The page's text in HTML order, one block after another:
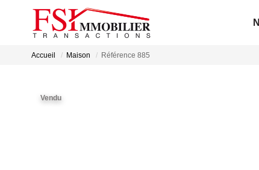
Accueil Maison Référence 885
Vendu